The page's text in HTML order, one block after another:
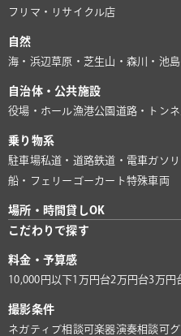
フリマ・リサイクル店
自然
海・浜辺 草原・芝生山・森川・池
自治体・公共施設
役場・ホール漁港公園 道路・トン
乗り物系
駐車場私道・道路鉄道・電車 ガソ
船・フェリー ゴーカート特殊車両
場所・時間貸しOK
こだわりで探す
料金・予算感
10,000円以下1万円台2万円台3万円
撮影条件
ネガティブ相談可楽器演奏相談可